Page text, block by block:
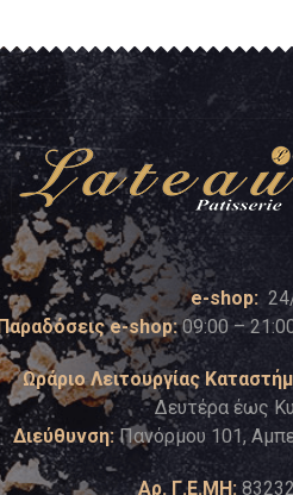
e-shop:
e-shop:09:00 –
Ωράριο Λειτουργίας
Δευτέρα έως
Διεύθυνση: Πανόρμου 101,
Αρ. Γ.Ε.ΜΗ: